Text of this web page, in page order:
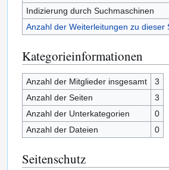
Indizierung durch Suchmaschinen
Anzahl der Weiterleitungen zu dieser
Kategorieinformationen
Anzahl der Mitglieder insgesamt
3
Anzahl der Seiten
3
Anzahl der Unterkategorien
0
Anzahl der Dateien
0
Seitenschutz